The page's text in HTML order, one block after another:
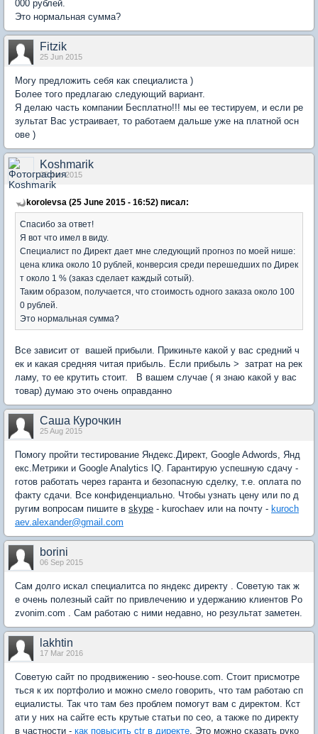
000 рублей.
Это нормальная сумма?
Fitzik
25 Jun 2015
Могу предложить себя как специалиста )
Более того предлагаю следующий вариант.
Я делаю часть компании Бесплатно!!! мы ее тестируем, и если ре
зультат Вас устраивает, то работаем дальше уже на платной осн
ове )
Koshmarik
25 Jun 2015
korolevsa (25 June 2015 - 16:52) писал:
Спасибо за ответ!
Я вот что имел в виду.
Специалист по Директ дает мне следующий прогноз по моей нише:
цена клика около 10 рублей, конверсия среди перешедших по Дирек
т около 1 % (заказ сделает каждый сотый).
Таким образом, получается, что стоимость одного заказа около 100
0 рублей.
Это нормальная сумма?
Все зависит от вашей прибыли. Прикиньте какой у вас средний ч
ек и какая средняя читая прибыль. Если прибыль > затрат на рек
ламу, то ее крутить стоит. В вашем случае ( я знаю какой у вас
товар) думаю это очень оправданно
Саша Курочкин
25 Aug 2015
Помогу пройти тестирование Яндекс.Директ, Google Adwords, Янд
екс.Метрики и Google Analytics IQ. Гарантирую успешную сдачу -
готов работать через гаранта и безопасную сделку, т.е. оплата по
факту сдачи. Все конфиденциально. Чтобы узнать цену или по д
ругим вопросам пишите в skype - kurochaev или на почту - kuroch
aev.alexander@gmail.com
borini
06 Sep 2015
Сам долго искал специалитса по яндекс директу . Советую так ж
е очень полезный сайт по привлечению и удержанию клиентов Po
zvonim.com . Сам работаю с ними недавно, но результат заметен.
lakhtin
17 Mar 2016
Советую сайт по продвижению - seo-house.com. Стоит присмотре
ться к их портфолио и можно смело говорить, что там работаю сп
ециалисты. Так что там без проблем помогут вам с директом. Кст
ати у них на сайте есть крутые статьи по сео, а также по директу
в частности - как повысить ctr в директе. Это можно сказать руко